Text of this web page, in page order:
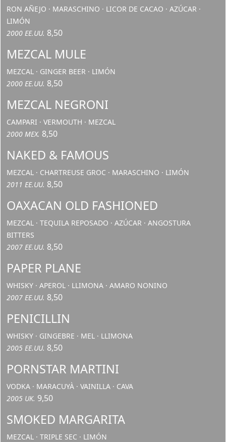
RON AÑEJO · MARASCHINO · LICOR DE CACAO · AZÚCAR ·
LIMÓN
2000 EE.UU. 8,50
MEZCAL MULE
MEZCAL · GINGER BEER · LIMÓN
2000 EE.UU. 8,50
MEZCAL NEGRONI
CAMPARI · VERMOUTH · MEZCAL
2000 MEX. 8,50
NAKED & FAMOUS
MEZCAL · CHARTREUSE GROC · MARASCHINO · LIMÓN
2011 EE.UU. 8,50
OAXACAN OLD FASHIONED
MEZCAL · TEQUILA REPOSADO · AZÚCAR · ANGOSTURA
BITTERS
2007 EE.UU. 8,50
PAPER PLANE
WHISKY · APEROL · LLIMONA · AMARO NONINO
2007 EE.UU. 8,50
PENICILLIN
WHISKY · GINGEBRE · MEL · LLIMONA
2005 EE.UU. 8,50
PORNSTAR MARTINI
VODKA · MARACUYÀ · VAINILLA · CAVA
2005 UK. 9,50
SMOKED MARGARITA
MEZCAL · TRIPLE SEC · LIMÓN